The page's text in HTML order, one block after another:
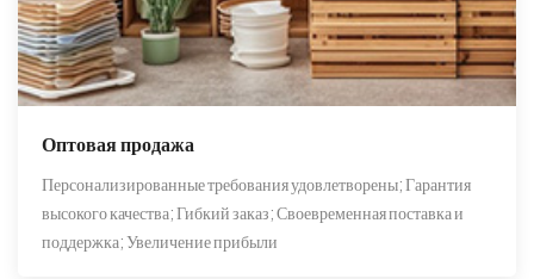
Оптовая продажа
Персонализированные требования удовлетворены; Гарантия
высокого качества; Гибкий заказ; Своевременная поставка и
поддержка; Увеличение прибыли